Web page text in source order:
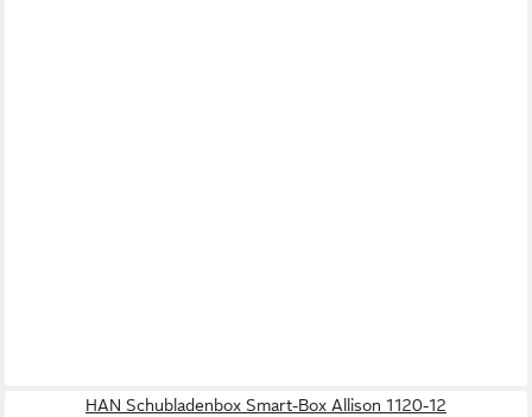
HAN Schubladenbox Smart-Box Allison 1120-12